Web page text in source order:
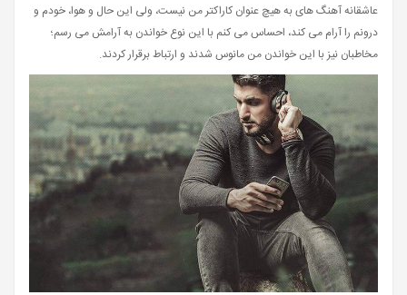
عاشقانه آهنگ های به هیچ عنوان کاراکتر من نیست، ولی این حال و هوا، خودم و
درونم را آرام می کند، احساس می کنم با این نوع خواندن به آرامش می رسم؛
مخاطبان نیز با این خواندن من مانوس شدند و ارتباط برقرار کردند.